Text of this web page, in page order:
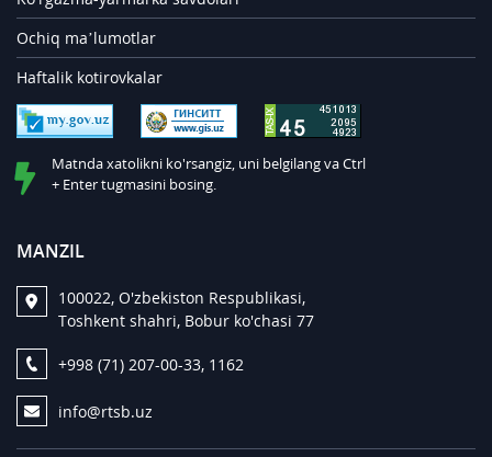
Ochiq ma’lumotlar
Haftalik kotirovkalar
Matnda xatolikni ko'rsangiz, uni belgilang va Ctrl
+ Enter tugmasini bosing.
MANZIL
100022, O'zbekiston Respublikasi,
Toshkent shahri, Bobur ko'chasi 77
+998 (71) 207-00-33, 1162
info@rtsb.uz